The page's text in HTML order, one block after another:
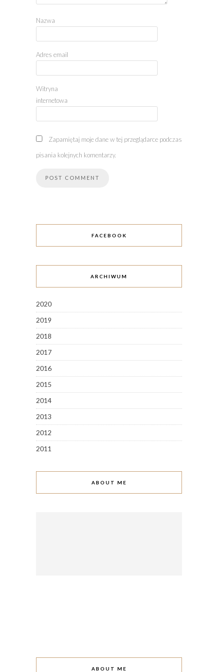
Nazwa
Adres email
Witryna
internetowa
Zapamiętaj moje dane w tej przeglądarce podczas
pisania kolejnych komentarzy.
FACEBOOK
ARCHIWUM
2020
2019
2018
2017
2016
2015
2014
2013
2012
2011
ABOUT ME
ABOUT ME